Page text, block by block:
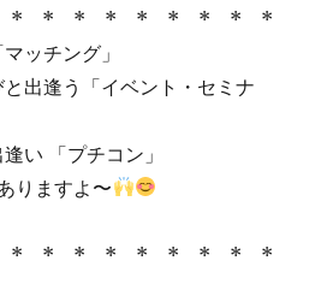
* * * * * * * * *
ッチング」
出逢う「イベント・セミナ
い 「プチコン」
りますよ〜
* * * * * * * * *